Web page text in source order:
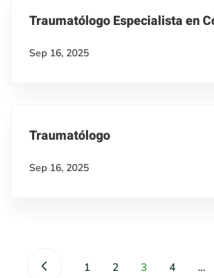
Traumatólogo Especialista en
Sep 16, 2025
Traumatólogo
Sep 16, 2025
1 2 3 4 …